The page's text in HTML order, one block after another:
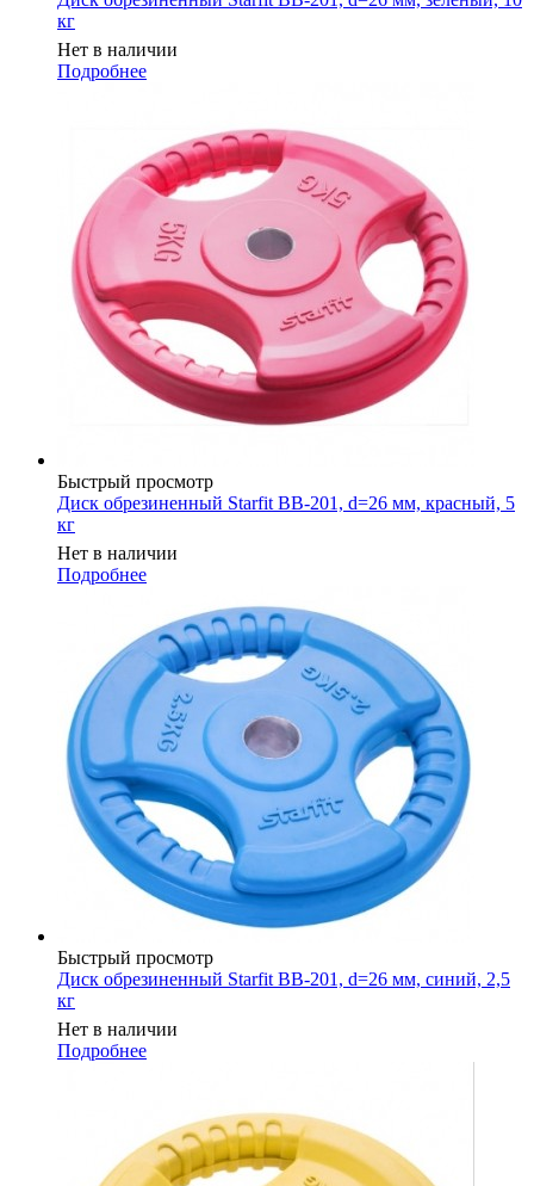
кг
Нет в наличии
Подробнее
Быстрый просмотр
Диск обрезиненный Starfit BB-201, d=26 мм, красный, 5
кг
Нет в наличии
Подробнее
Быстрый просмотр
Диск обрезиненный Starfit BB-201, d=26 мм, синий, 2,5
кг
Нет в наличии
Подробнее